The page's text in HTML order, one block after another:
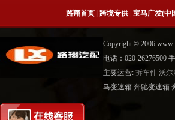
宝马X5分动箱/器-ATC500-ATC700-
ATC45L-ATC450-ATC13
路翔首页 跨境专供 宝马广发(中
Copyright © 2006
电话：020-26276500
主要运营: 拆车件 沃尔
马变速箱 奔驰变速箱